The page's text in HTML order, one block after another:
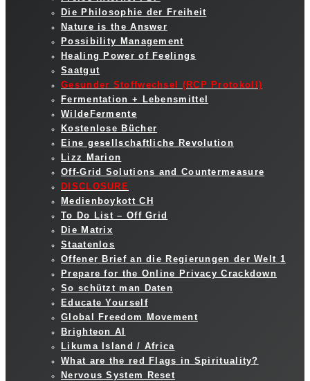
Die Philosophie der Freiheit
Nature is the Answer
Possibility Management
Healing Power of Feelings
Saatgut
Gesunder Stoffwechsel (RCP Protokoll)
Fermentation + Lebensmittel
WildeFermente
Kostenlose Bücher
Eine gesellschaftliche Revolution
Lizz Marion
Off-Grid Solutions and Countermeasure
DISCLOSURE
Medienboykott CH
To Do List – Off Grid
Die Matrix
Staatenlos
Offener Brief an die Regierungen der Welt 1
Prepare for the Online Privacy Crackdown
So schützt man Daten
Educate Yourself
Global Freedom Movement
Brighteon AI
Likuma Island / Africa
What are the red Flags in Spirituality?
Nervous System Reset